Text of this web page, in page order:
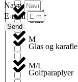
Glas
Glas og
Golfparaplyer
L/XL
M
M/L
Navn
E-mail
Send